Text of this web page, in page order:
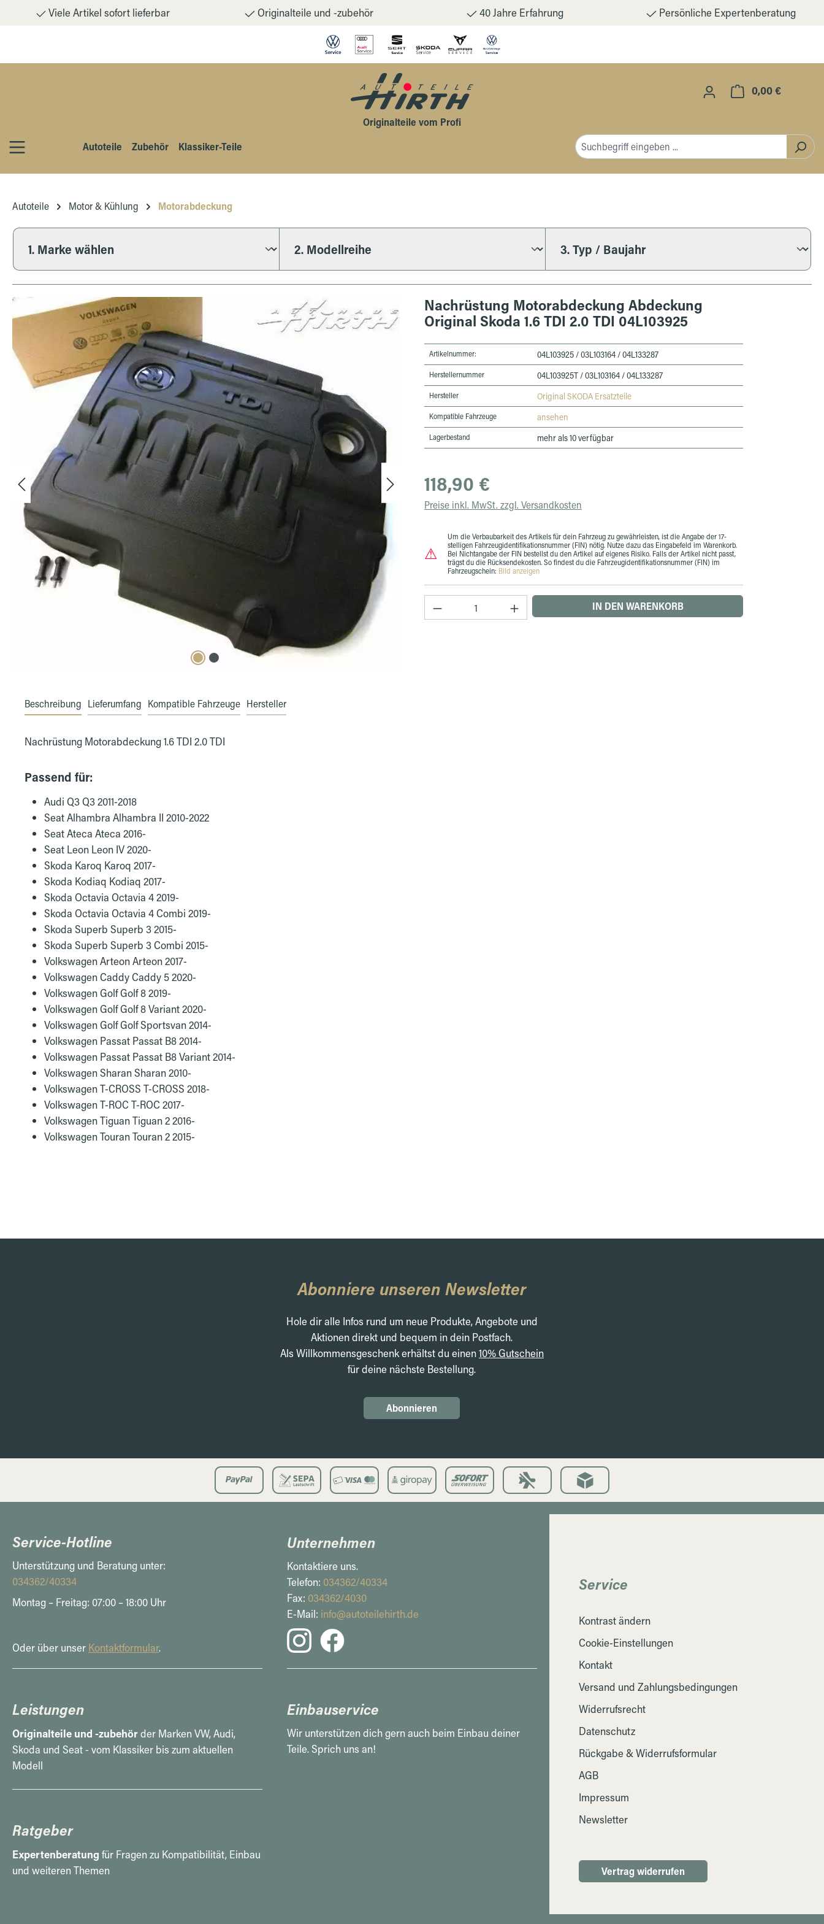
Hauptinhalt springen
Zur Suche springen
Zur Hauptnavigation springen
Viele Artikel sofort lieferbar Originalteile und -zubehör 40 Jahre Erfahrung Persönliche Expertenberatung
0,00 €
Originalteile vom Profi
Autoteile
Zubehör Klassiker-Teile
Autoteile Motor & Kühlung Motorabdeckung
Bildergalerie überspringen
Nachrüstung Motorabdeckung Abdeckung
Original Skoda 1.6 TDI 2.0 TDI 04L103925
Artikelnummer: 04L103925 / 03L103164 / 04L133287
Herstellernummer 04L103925T / 03L103164 / 04L133287
Hersteller Original SKODA Ersatzteile
Kompatible Fahrzeuge ansehen
Lagerbestand mehr als 10 verfügbar
Regulärer Preis:
118,90 €
Preise inkl. MwSt. zzgl. Versandkosten
⚠
Um die Verbaubarkeit des Artikels für dein Fahrzeug zu gewährleisten, ist die Angabe der 17-
stelligen Fahrzeugidentifikationsnummer (FIN) nötig. Nutze dazu das Eingabefeld im Warenkorb.
Bei Nichtangabe der FIN bestellst du den Artikel auf eigenes Risiko. Falls der Artikel nicht passt,
trägst du die Rücksendekosten. So findest du die Fahrzeugidentifikationsnummer (FIN) im
Fahrzeugschein: Bild anzeigen
Produkt Anzahl: Gib den gewünschten Wert ein oder benutze
IN DEN WARENKORB
Beschreibung Lieferumfang Kompatible Fahrzeuge Hersteller
Nachrüstung Motorabdeckung 1.6 TDI 2.0 TDI
Passend für:
Audi Q3 Q3 2011-2018
Seat Alhambra Alhambra II 2010-2022
Seat Ateca Ateca 2016-
Seat Leon Leon IV 2020-
Skoda Karoq Karoq 2017-
Skoda Kodiaq Kodiaq 2017-
Skoda Octavia Octavia 4 2019-
Skoda Octavia Octavia 4 Combi 2019-
Skoda Superb Superb 3 2015-
Skoda Superb Superb 3 Combi 2015-
Volkswagen Arteon Arteon 2017-
Volkswagen Caddy Caddy 5 2020-
Volkswagen Golf Golf 8 2019-
Volkswagen Golf Golf 8 Variant 2020-
Volkswagen Golf Golf Sportsvan 2014-
Volkswagen Passat Passat B8 2014-
Volkswagen Passat Passat B8 Variant 2014-
Volkswagen Sharan Sharan 2010-
Volkswagen T-CROSS T-CROSS 2018-
Volkswagen T-ROC T-ROC 2017-
Volkswagen Tiguan Tiguan 2 2016-
Volkswagen Touran Touran 2 2015-
Abonniere unseren Newsletter
Hole dir alle Infos rund um neue Produkte, Angebote und
Aktionen direkt und bequem in dein Postfach.
Als Willkommensgeschenk erhältst du einen10% Gutschein
für deine nächste Bestellung.
Abonnieren
Service-Hotline
Unterstützung und Beratung unter:
034362/40334
Montag – Freitag: 07:00 – 18:00 Uhr
Oder über unser Kontaktformular.
Unternehmen
Kontaktiere uns.
Telefon: 034362/40334
Fax: 034362/4030
E-Mail: info@autoteilehirth.de
Leistungen
Originalteile und -zubehörder Marken VW, Audi,
Skoda und Seat - vom Klassiker bis zum aktuellen
Modell
Einbauservice
Wir unterstützen dich gern auch beim Einbau deiner
Teile. Sprich uns an!
Ratgeber
Expertenberatung für Fragen zu Kompatibilität, Einbau
und weiteren Themen
Service
Kontrast ändern
Cookie-Einstellungen
Kontakt
Versand und Zahlungsbedingungen
Widerrufsrecht
Datenschutz
Rückgabe & Widerrufsformular
AGB
Impressum
Newsletter
Vertrag widerrufen